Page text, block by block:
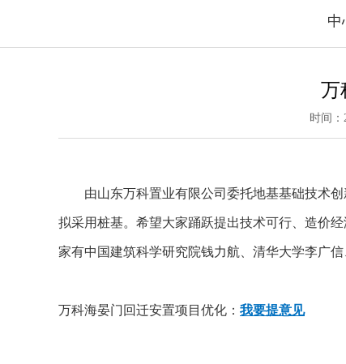
中
万
时间：
由山东万科置业有限公司委托地基基础技术创
拟采用桩基。希望大家踊跃提出技术可行、造价
家有中国建筑科学研究院钱力航、清华大学李广
万科海晏门回迁安置项目优化： 我要提意见